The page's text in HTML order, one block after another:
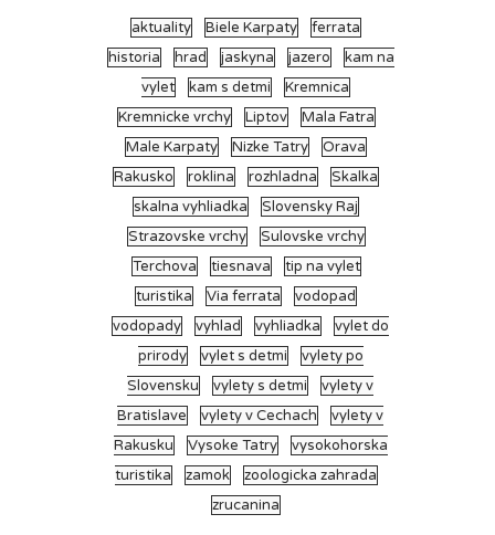
aktuality Biele Karpaty
ferrata
historia
hrad jaskyna jazero
kam na
vylet
kam s detmi
Kremnica
Kremnicke vrchy
Liptov
Mala Fatra
Male Karpaty
Nizke Tatry
Orava
Rakusko
roklina rozhladna
Skalka
skalna vyhliadka
Slovensky Raj
Strazovske vrchy
Sulovske vrchy
Terchova
tiesnava
tip na vylet
turistika
Via ferrata
vodopad
vodopady
vyhlad vyhliadka
vylet do
prirody
vylet s detmi
vylety po
Slovensku
vylety s detmi
vylety v
Bratislave
vylety v Cechach
vylety v
Rakusku
Vysoke Tatry
vysokohorska
turistika
zamok
zoologicka zahrada
zrucanina